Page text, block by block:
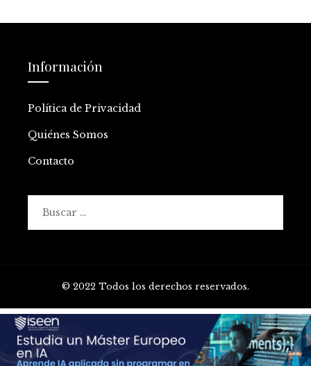
Información
Política de Privacidad
Quiénes Somos
Contacto
© 2022 Todos los derechos reservados.